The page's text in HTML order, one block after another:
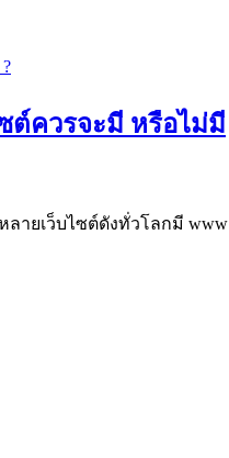
ซต์ควรจะมี หรือไม่มี
ลายเว็บไซต์ดังทั่วโลกมี www